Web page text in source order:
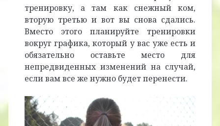
тренировку, а там как снежный ком,
вторую третью и вот вы снова сдались.
Вместо этого планируйте тренировки
вокруг графика, который у вас уже есть и
обязательно оставьте место для
непредвиденных изменений на случай,
если вам все же нужно будет перенести.